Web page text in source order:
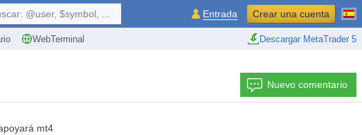
WebTerminal Descargar MetaTrader 5
@user, $symbol, ... Entrada Crear una cuenta
Nuevo comentario
mt4